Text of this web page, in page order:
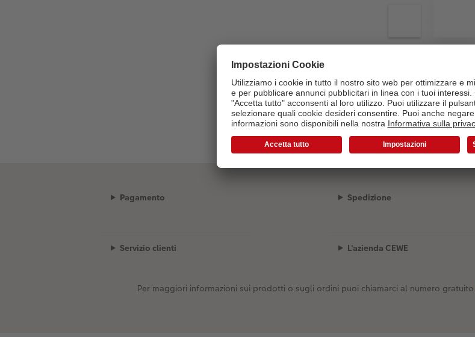
Il configuratore sta caricando...
Pagamento Spedizione
Servizio clienti L'azienda CEWE
Per maggiori informazioni sui prodotti o sugli ordini puoi chiamarci al numero gratuito